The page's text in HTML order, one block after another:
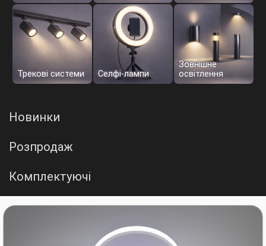
Трекові системи Селфі-лампи
Зовнішне
освітлення
Новинки
Розпродаж
Комплектуючі